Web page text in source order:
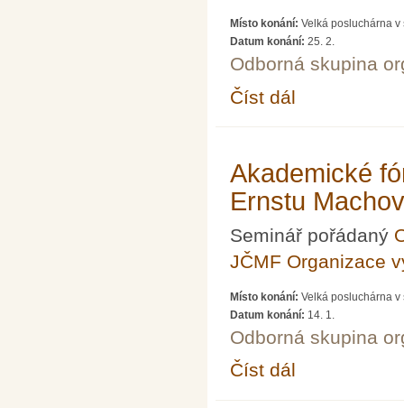
Místo konání: Velká posluchárna v
Datum konání: 25. 2.
Odborná skupina
Číst dál
Akademické
Ernstu
Seminář pořádaný
JČMF Organizace
Místo konání: Velká posluchárna v
Datum konání: 14. 1.
Odborná skupina
Číst dál